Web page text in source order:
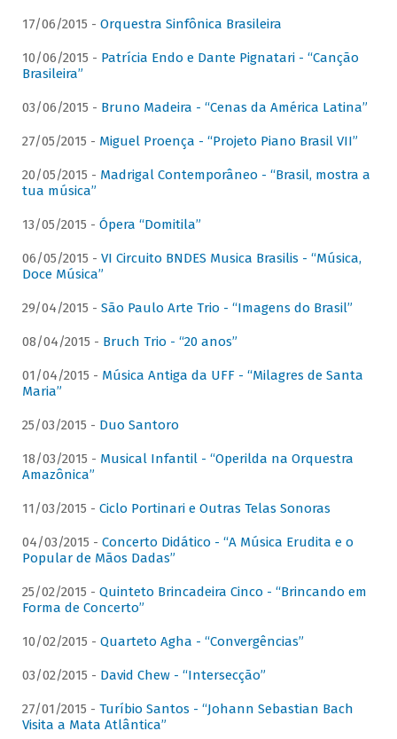
17/06/2015 - Orquestra Sinfônica Brasileira
10/06/2015 - Patrícia Endo e Dante Pignatari - “Canção
Brasileira”
03/06/2015 - Bruno Madeira - “Cenas da América Latina”
27/05/2015 - Miguel Proença - “Projeto Piano Brasil VII”
20/05/2015 - Madrigal Contemporâneo - “Brasil, mostra a
tua música”
13/05/2015 - Ópera “Domitila”
06/05/2015 - VI Circuito BNDES Musica Brasilis - “Música,
Doce Música”
29/04/2015 - São Paulo Arte Trio - “Imagens do Brasil”
08/04/2015 - Bruch Trio - “20 anos”
01/04/2015 - Música Antiga da UFF - “Milagres de Santa
Maria”
25/03/2015 - Duo Santoro
18/03/2015 - Musical Infantil - “Operilda na Orquestra
Amazônica”
11/03/2015 - Ciclo Portinari e Outras Telas Sonoras
04/03/2015 - Concerto Didático - “A Música Erudita e o
Popular de Mãos Dadas”
25/02/2015 - Quinteto Brincadeira Cinco - “Brincando em
Forma de Concerto”
10/02/2015 - Quarteto Agha - “Convergências”
03/02/2015 - David Chew - “Intersecção”
27/01/2015 - Turíbio Santos - “Johann Sebastian Bach
Visita a Mata Atlântica”